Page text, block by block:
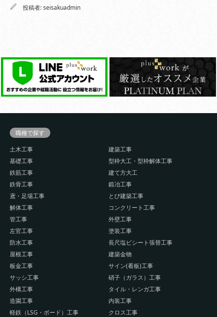
投稿者:seisakuadmin
職種で探す
土木工事
建築工事
基礎工事
型枠大工・型枠解体工事
鉄筋工事
建て方大工
鉄骨工事
鍛冶工事
鳶・足場工事
とび建築工事
解体工事
コンクリート工事
管工事
外壁工事
左官工事
塗装工事
防水工事
長尺塩ビシート張替工事
屋根工事
建築金物
板金工事
サイン(看板)工事
サッシ工事
硝子（ガラス）工事
外構工事
タイル・レンガ工事
造園工事
内装工事
軽鉄（LSG・ボード）工事
クロス工事